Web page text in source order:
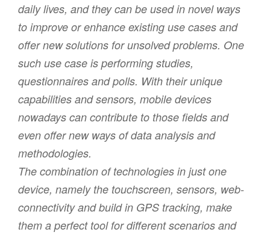
daily lives, and they can be used in novel ways
to improve or enhance existing use cases and
offer new solutions for unsolved problems. One
such use case is performing studies,
questionnaires and polls. With their unique
capabilities and sensors, mobile devices
nowadays can contribute to those fields and
even offer new ways of data analysis and
methodologies.
The combination of technologies in just one
device, namely the touchscreen, sensors, web-
connectivity and build in GPS tracking, make
them a perfect tool for different scenarios and